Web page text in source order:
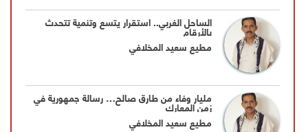
الساحل الغربي.. استقرار يتسع وتنمية تتحدث
بالأرقام
مطيع سعيد المخلافي
مليار وفاء من طارق صالح… رسالة جمهورية في
زمن المعارك
مطيع سعيد المخلافي